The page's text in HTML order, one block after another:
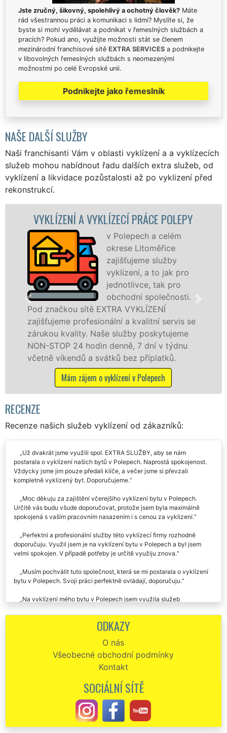
Jste zručný, šikovný, spolehlivý a ochotný člověk? Máte
rád všestrannou práci a komunikaci s lidmi? Myslíte si, že
byste si mohl vydělávat a podnikat v řemeslných službách a
pracích? Pokud ano, využijte možnosti stát se členem
mezinárodní franchisové sítě EXTRA SERVICES a podnikejte
v libovolných řemeslných službách s neomezenými
možnostmi po celé Evropské unii.
Podnikejte jako řemeslník
NAŠE DALŠÍ SLUŽBY
Naši franchisanti Vám v oblasti vyklízení a a vyklízecích
služeb mohou nabídnout řadu dalších extra služeb, od
vyklízení a likvidace pozůstalosti až po vyklizení před
rekonstrukcí.
A VYKLÍZECÍ PRÁCE POLEPY
v Polepech a celém
okrese Litoměřice
zajišťujeme služby
vyklízení, a to jak pro
jednotlivce, tak pro
obchodní společnosti.
sítě EXTRA VYKLÍZENÍ
profesionální a kvalitní servis se
Naše služby poskytujeme
24 hodin denně, 7 dní v týdnu
a svátků bez příplatků.
zájem o vyklízení v Polepech
jak
zárukou
STOP bez
RECENZE
Recenze našich služeb vyklízení od zákazníků:
Už dvakrát jsme využili spol. EXTRA SLUŽBY, aby se nám
postarala o vyklízení našich bytů v Polepech. Naprostá spokojenost.
Vždycky jsme jim pouze předali klíče, a večer jsme si převzali
kompletně vyklizený byt. Doporučujeme.
Moc děkuju za zajištění včerejšího vyklízení bytu v Polepech.
Určitě vás budu všude doporučovat, protože jsem byla maximálně
spokojená s vaším pracovním nasazením i s cenou za vyklizení.
Perfektní a profesionální služby této vyklízecí firmy rozhodně
doporučuju. Využil jsem je na vyklízení bytu v Polepech a byl jsem
velmi spokojen. V případě potřeby je určitě využiju znova.
Musím pochválit tuto společnost, která se mi postarala o vyklízení
bytu v Polepech. Svoji práci perfektně ovládají, doporučuju.
Na vyklízení mého bytu v Polepech jsem využila služeb
chlapi. Jejich služby rozhodně doporučuji.
společnosti. Zajišťovali mi vyklízení bytu 3 kk v Polepech. Kompletně
celý byt vyklidili za pár hodin. Dokonce po sobě i zametli. Jejich
profesionální a precizní práci určitě doporučuji.
Dobrý den. Recenze moc často nepíšu, ale vaše kluky pochválit
musím. V neděli mi vyklízeli dva byty v Polepech. Skutečně parádní
práce i cena, moc vám děkuju.
Tuto společnost doporučuju. Včera mi vyklízeli byt v Polepech.
Výborné služby.
ODKAZY
O nás
Všeobecné obchodní podmínky
Kontakt
SOCIÁLNÍ SÍTĚ